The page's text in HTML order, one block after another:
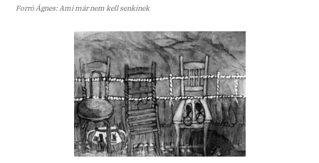
Forró Ágnes: Ami már nem kell senkinek